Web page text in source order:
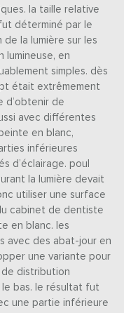
la taille relative
déterminé par le
de la lumière sur les
lumineuse, en
simples. dès
était extrêmement
d’obtenir de
avec différentes
en blanc,
inférieures
d’éclairage. poul
la lumière devait
utiliser une surface
cabinet de dentiste
en blanc. les
avec des abat-jour en
une variante pour
de distribution
le bas. le résultat fut
une partie inférieure